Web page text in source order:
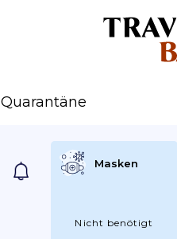
Quarantäne
Masken
Nicht benötigt